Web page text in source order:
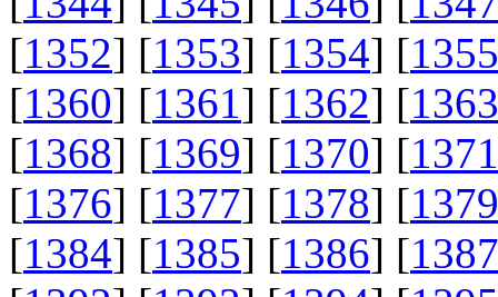
[1352] [1353] [1354] [1355
[1360] [1361] [1362] [1363
[1368] [1369] [1370] [1371
[1376] [1377] [1378] [1379
[1384] [1385] [1386] [1387